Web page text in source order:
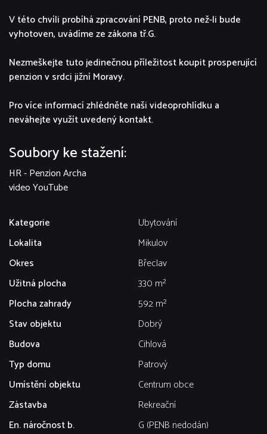
V této chvíli probíhá zpracování PENB, proto než-li bude
vyhotoven, uvádíme ze zákona tř.G.
Nezmeškejte tuto jedinečnou příležitost koupit prosperující
penzion v srdci jižní Moravy.
Pro více informací zhlédněte naši videoprohlídku a
neváhejte využít uvedený kontakt.
Soubory ke stažení:
HR - Penzion Archa
video YouTube
Kategorie
Ubytování
Lokalita
Mikulov
Okres
Břeclav
Užitná plocha
330 m²
Plocha zahrady
592 m²
Stav objektu
Dobrý
Budova
Cihlová
Typ domu
Patrový
Umístění objektu
Centrum obce
Zástavba
Rekreační
En. náročnost b.
G (PENB nedodán)